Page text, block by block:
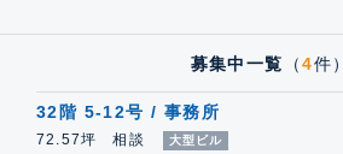
募集中一覧 （4件）
32階 5-12号 / 事務所
72.57坪 相談 大型ビル